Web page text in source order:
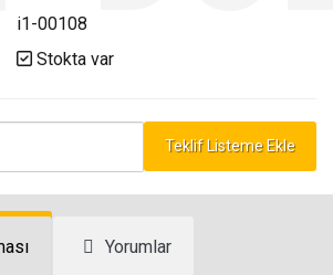
i1-00108
Stokta var
Teklif Listeme Ekle
Yorumlar